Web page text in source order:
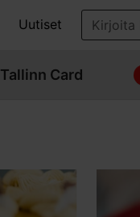
Uutiset
Tallinn Card